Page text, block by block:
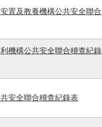
置及教養機構公共安全聯合
機構公共安全聯合稽查紀錄
安全聯合稽查紀錄表